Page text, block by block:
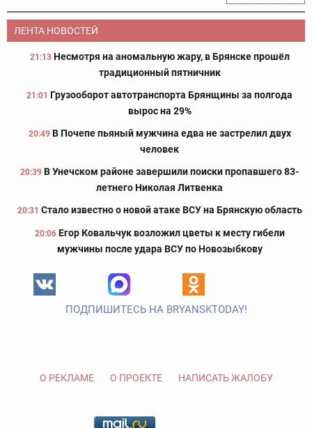
ЛЕНТА НОВОСТЕЙ
21:13 Несмотря на аномальную жару, в Брянске прошёл
традиционный пятничник
21:01 Грузооборот автотранспорта Брянщины за полгода
вырос на 29%
20:49 В Почепе пьяный мужчина едва не застрелил двух
человек
20:39 В Унечском районе завершили поиски пропавшего 83-
летнего Николая Литвенка
20:31 Стало известно о новой атаке ВСУ на Брянскую область
20:06 Егор Ковальчук возложил цветы к месту гибели
мужчины после удара ВСУ по Новозыбкову
ПОДПИШИТЕСЬ НА BRYANSKTODAY!
О РЕКЛАМЕ О ПРОЕКТЕ НАПИСАТЬ ЖАЛОБУ